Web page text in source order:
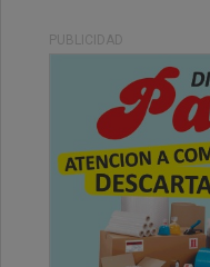
PUBLICIDAD